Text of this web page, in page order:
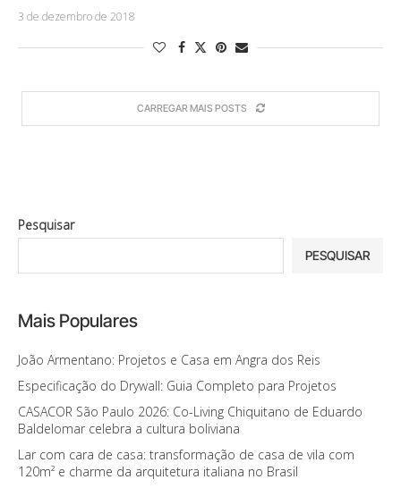
3 de dezembro de 2018
CARREGAR MAIS POSTS
Pesquisar
PESQUISAR
Mais Populares
João Armentano: Projetos e Casa em Angra dos Reis
Especificação do Drywall: Guia Completo para Projetos
CASACOR São Paulo 2026: Co-Living Chiquitano de Eduardo
Baldelomar celebra a cultura boliviana
Lar com cara de casa: transformação de casa de vila com
120m² e charme da arquitetura italiana no Brasil